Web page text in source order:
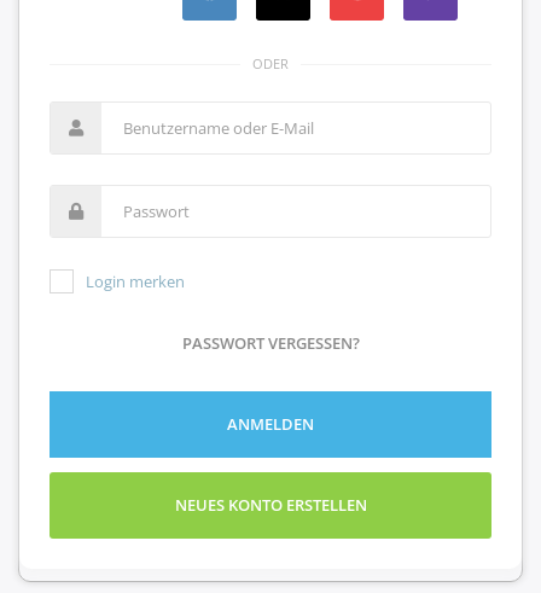
ODER
Login merken
PASSWORT VERGESSEN?
ANMELDEN
NEUES KONTO ERSTELLEN